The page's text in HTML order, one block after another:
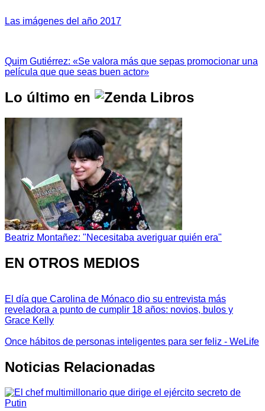
Las imágenes del año 2017
Quim Gutiérrez: «Se valora más que sepas promocionar una
película que que seas buen actor»
Lo último en
Beatriz Montañez: "Necesitaba averiguar quién era"
EN OTROS MEDIOS
El día que Carolina de Mónaco dio su entrevista más
reveladora a punto de cumplir 18 años: novios, bulos y
Grace Kelly
Once hábitos de personas inteligentes para ser feliz - WeLife
Noticias Relacionadas